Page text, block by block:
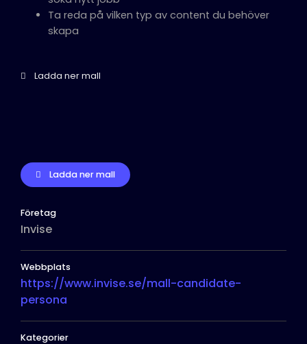
Ladda ner mall
Företag
Invise
Webbplats
https://www.invise.se/mall-candidate-
persona
Kategorier
Ta reda på vilken typ av content du behöver
skapa
Ladda ner mall